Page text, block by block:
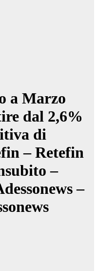
a Marzo
dal 2,6%
di
– Retefin
–
–